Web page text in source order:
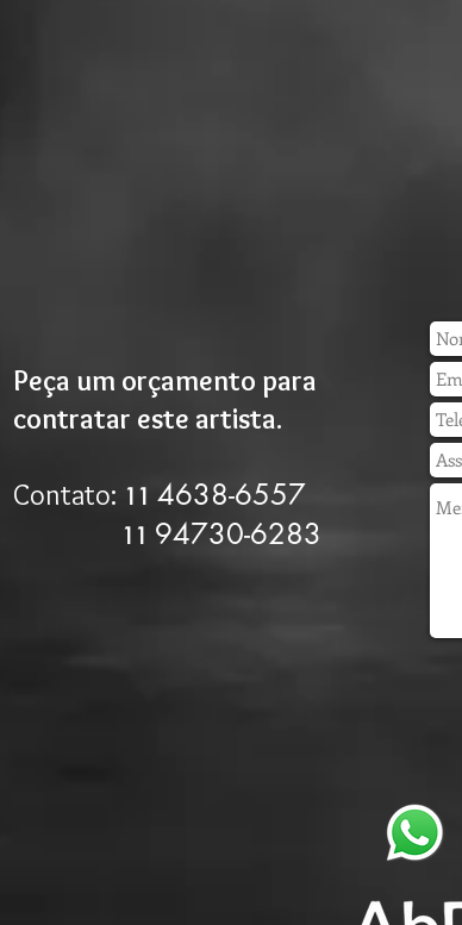
Peça um orçamento para
contratar este artista.
Contato: 11 4638-6557
11 94730-6283